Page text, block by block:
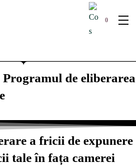
0
de eliberarea
a fricii de expunere
tale în fața camerei